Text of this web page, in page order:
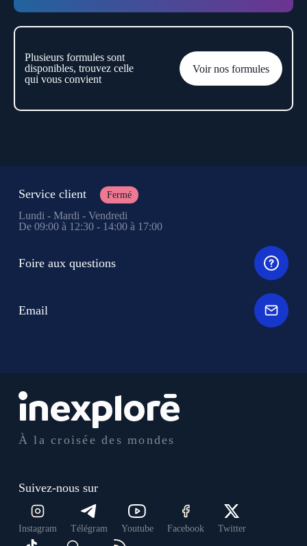
Plusieurs formules sont
disponibles, trouvez celle
qui vous convient
Voir nos formules
À la croisée des mondes
Suivez-nous sur
Instagram Télégram Youtube Facebook Twitter
Service client Fermé
Lundi - Mardi - Vendredi
De 09:00 à 12:30 - 14:00 à 17:00
Foire aux questions
Email